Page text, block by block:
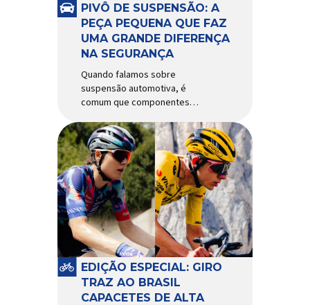
PIVÔ DE SUSPENSÃO: A
PEÇA PEQUENA QUE FAZ
UMA GRANDE DIFERENÇA
NA SEGURANÇA
Quando falamos sobre
suspensão automotiva, é
comum que componentes
recebam mais atenção. Porém,
existe uma peça relativamente
pequena que desempenha um
papel fundamental na
segurança e no
comportamento do veículo: o
pivô de suspensão.
Responsável por conectar
diferentes componentes do
sistema e permitir os
movimentos necessários
durante a condução, o pivô […]
EDIÇÃO ESPECIAL: GIRO
TRAZ AO BRASIL
CAPACETES DE ALTA